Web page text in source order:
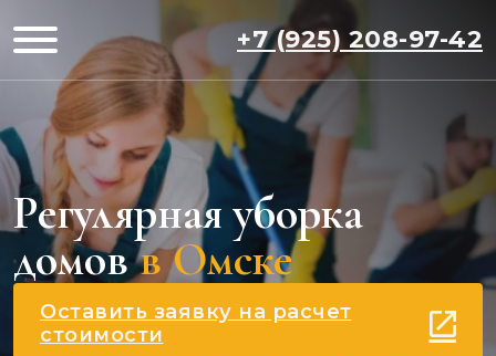
+7 (925) 208-97-42
Регулярная уборка
домов в Омске
Оставить заявку на расчет
стоимости